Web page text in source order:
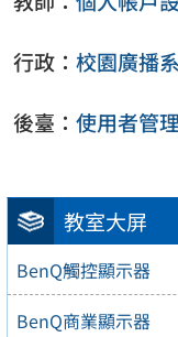
教室大屏
BenQ觸控顯示器
BenQ商業顯示器
行政： 校園廣播
後臺： 使用者管